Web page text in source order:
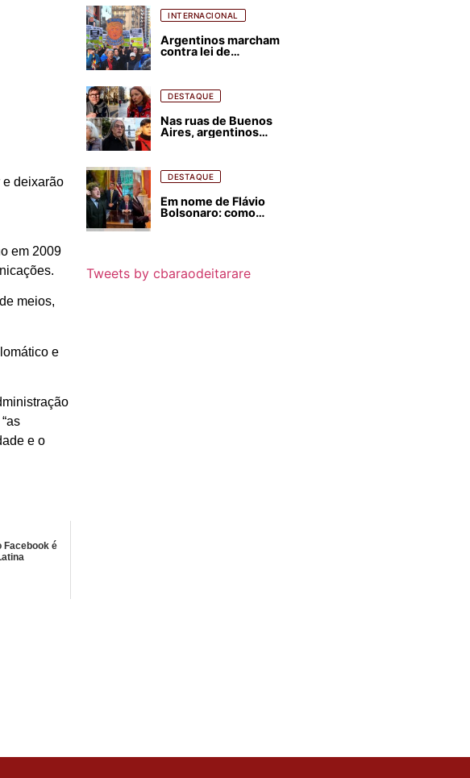
e deixarão
em 2009
meios,
e
e o
Facebook é
INTERNACIONAL
Argentinos marcham
contra lei de
florestais
DESTAQUE
Nas ruas de Buenos
Aires, argentinos
DESTAQUE
Em nome de Flávio
Bolsonaro: como
Tweets by cbaraodeitarare